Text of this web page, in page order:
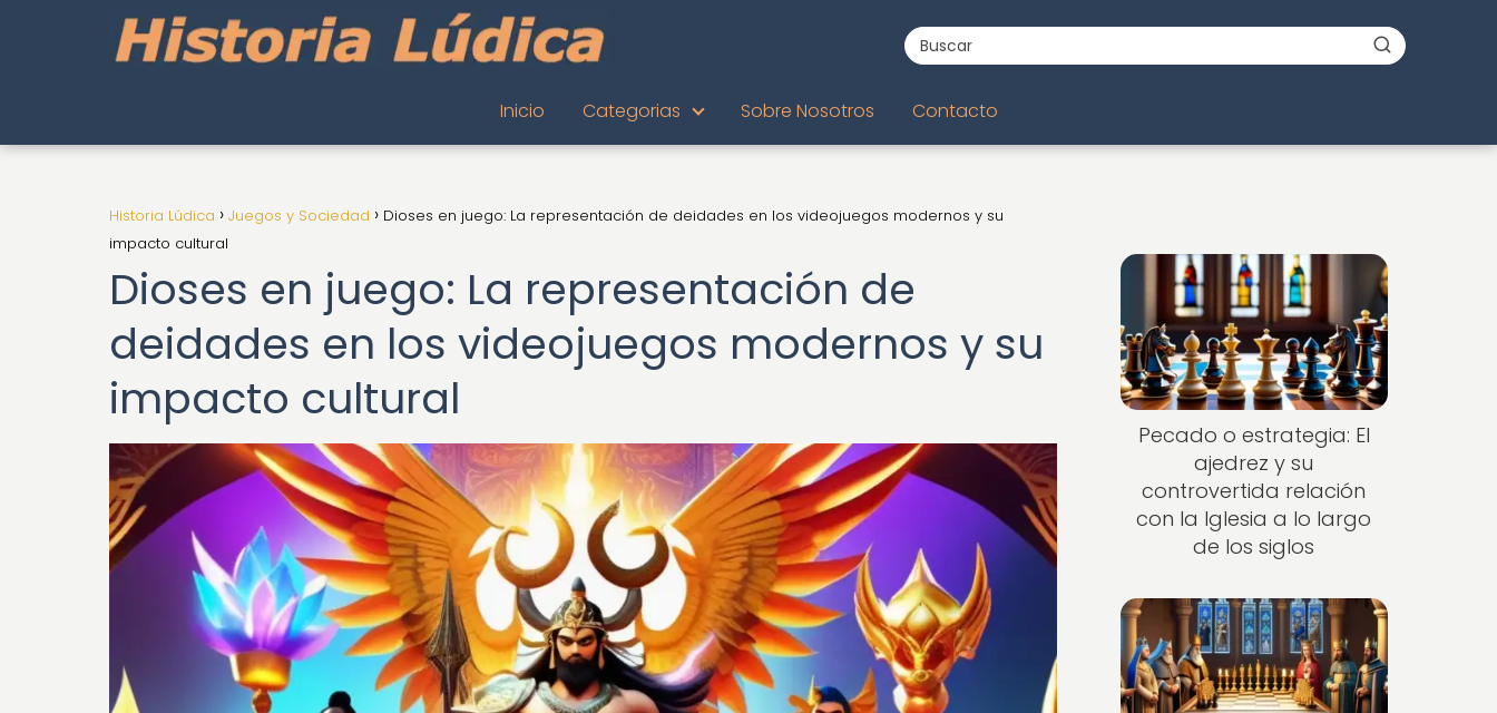
Inicio Categorias Sobre Nosotros Contacto
Historia Lúdica Juegos y Sociedad
Dioses en juego: La representación de deidades en los videojuegos modernos y su
impacto cultural
Dioses en juego: La representación de
deidades en los videojuegos modernos y su
impacto cultural
Pecado o estrategia: El
ajedrez y su
controvertida relación
con la Iglesia a lo largo
de los siglos